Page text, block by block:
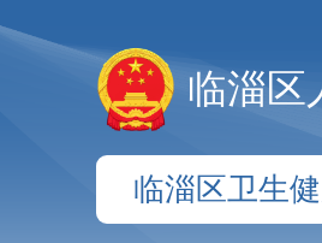
临淄区
临淄区卫生